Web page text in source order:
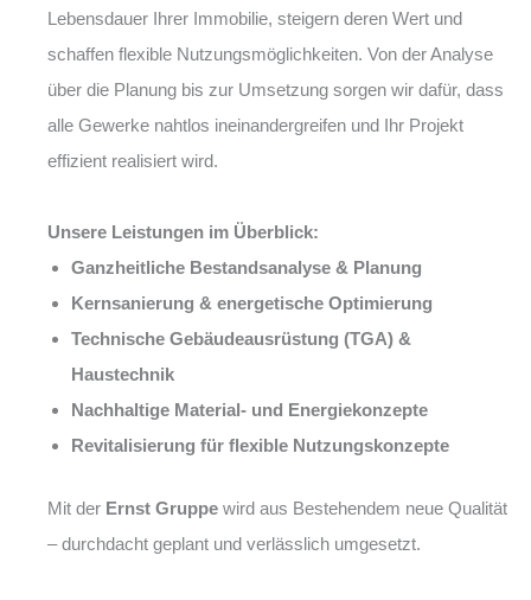
Lebensdauer Ihrer Immobilie, steigern deren Wert und
schaffen flexible Nutzungsmöglichkeiten. Von der Analyse
über die Planung bis zur Umsetzung sorgen wir dafür, dass
alle Gewerke nahtlos ineinandergreifen und Ihr Projekt
effizient realisiert wird.
Unsere Leistungen im Überblick:
Ganzheitliche Bestandsanalyse & Planung
Kernsanierung & energetische Optimierung
Technische Gebäudeausrüstung (TGA) &
Haustechnik
Nachhaltige Material- und Energiekonzepte
Revitalisierung für flexible Nutzungskonzepte
Mit der Ernst Gruppe wird aus Bestehendem neue Qualität
– durchdacht geplant und verlässlich umgesetzt.